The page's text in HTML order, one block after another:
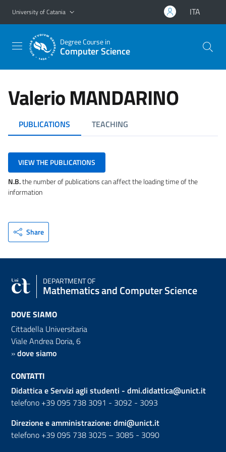
Go to main content
Go to navigation menu
University of Catania ITA
Degree Course in
Computer Science
Valerio MANDARINO
PUBLICATIONS TEACHING
VIEW THE PUBLICATIONS
N.B.the number of publications can affect the loading time of the
information
Share
DEPARTMENT OF
Mathematics and Computer Science
DOVE SIAMO
Cittadella Universitaria
Viale Andrea Doria, 6
»dove siamo
CONTATTI
Didattica e Servizi agli studenti - dmi.didattica@unict.it
telefono +39 095 738 3091 - 3092 - 3093
Direzione e amministrazione: dmi@unict.it
telefono +39 095 738 3025 – 3085 - 3090